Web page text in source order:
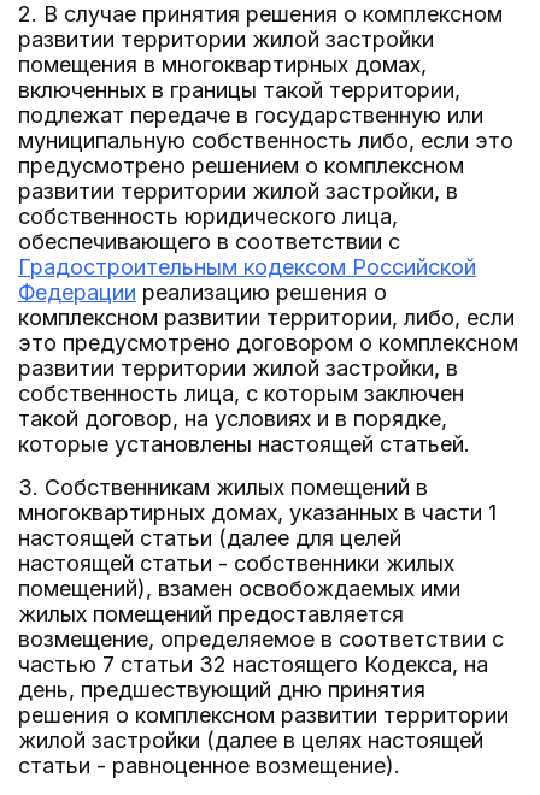
2. В случае принятия решения о комплексном
развитии территории жилой застройки
помещения в многоквартирных домах,
включенных в границы такой территории,
подлежат передаче в государственную или
муниципальную собственность либо, если это
предусмотрено решением о комплексном
развитии территории жилой застройки, в
собственность юридического лица,
обеспечивающего в соответствии с
Градостроительным кодексом Российской
Федерации реализацию решения о
комплексном развитии территории, либо, если
это предусмотрено договором о комплексном
развитии территории жилой застройки, в
собственность лица, с которым заключен
такой договор, на условиях и в порядке,
которые установлены настоящей статьей.
3. Собственникам жилых помещений в
многоквартирных домах, указанных в части 1
настоящей статьи (далее для целей
настоящей статьи - собственники жилых
помещений), взамен освобождаемых ими
жилых помещений предоставляется
возмещение, определяемое в соответствии с
частью 7 статьи 32 настоящего Кодекса, на
день, предшествующий дню принятия
решения о комплексном развитии территории
жилой застройки (далее в целях настоящей
статьи - равноценное возмещение).